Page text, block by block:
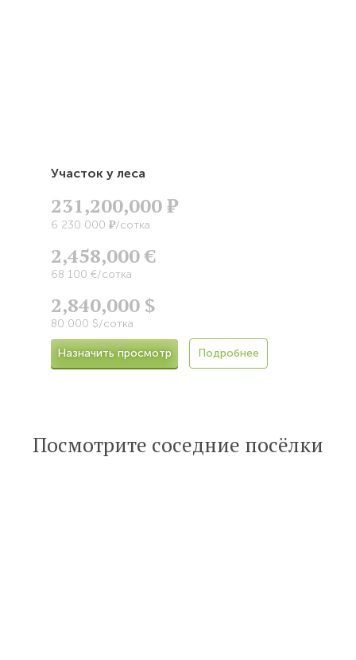
Участок у леса
231,200,000Р
6 230 000 Р/сотка
2,458,000 €
68 100 €/сотка
2,840,000 $
80 000 $/сотка
Назначить просмотр Подробнее
Посмотрите соседние посёлки